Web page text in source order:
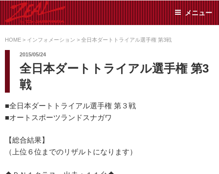
ン
ツ SUMIYAMA
た日常メンテから各種チ
ューニングまで、車に関
することならジャンルフ
リーでお任せください!
メニュー
HOME > インフォメーション > 全日本ダートトライアル選手権 第3戦
2015/05/24
全日本ダートトライアル選手権 第3
戦
■全日本ダートトライアル選手権 第３戦
■オートスポーツランドスナガワ
【総合結果】
（上位６位までのリザルトになります）